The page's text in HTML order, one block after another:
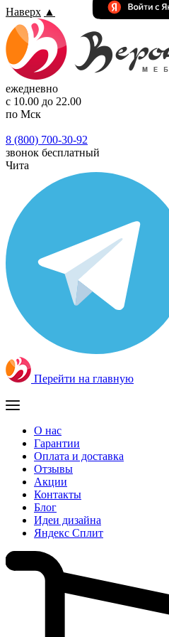
Наверх ▲
ежедневно
с 10.00 до 22.00
по Мск
8 (800) 700-30-92
звонок бесплатный
Чита
Перейти на главную
О нас
Гарантии
Оплата и доставка
Отзывы
Акции
Контакты
Блог
Идеи дизайна
Яндекс Сплит